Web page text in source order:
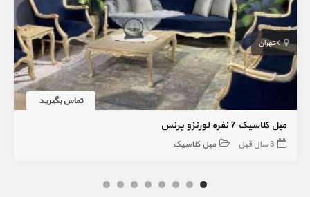
تهران
تماس بگیرید
مبل کلاسیک 7 نفره لورنزو پرنس
3 سال قبل مبل کلاسیک